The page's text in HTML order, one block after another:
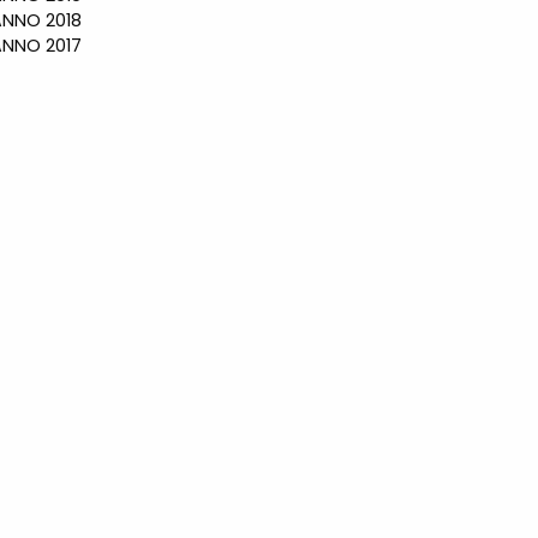
2018
2017